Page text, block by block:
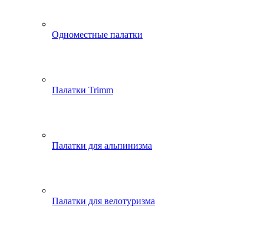
Одноместные палатки
Палатки Trimm
Палатки для альпинизма
Палатки для велотуризма